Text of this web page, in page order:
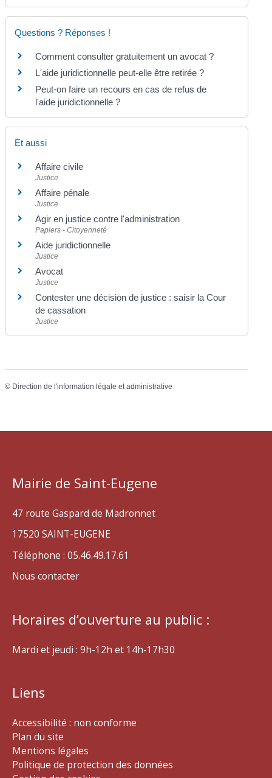
Questions ? Réponses !
Comment consulter gratuitement un avocat ?
L'aide juridictionnelle peut-elle être retirée ?
Peut-on faire un recours en cas de refus de
l'aide juridictionnelle ?
Et aussi
Affaire civile
Justice
Affaire pénale
Justice
Agir en justice contre l'administration
Papiers - Citoyenneté
Aide juridictionnelle
Justice
Avocat
Justice
Contester une décision de justice : saisir la Cour
de cassation
Justice
© Direction de l'information légale et administrative
Mairie de Saint-Eugene
47 route Gaspard de Madronnet
17520 SAINT-EUGENE
Téléphone : 05.46.49.17.61
Nous contacter
Horaires d’ouverture au public :
Mardi et jeudi : 9h-12h et 14h-17h30
Liens
Accessibilité : non conforme
Plan du site
Mentions légales
Politique de protection des données